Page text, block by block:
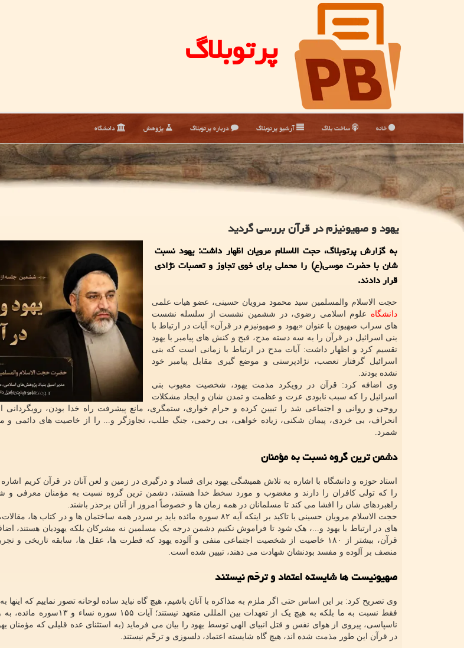
پرتوبلاگ
خانه ساخت بلاگ آرشیو پرتوبلاگ درباره پرتوبلاگ پژوهش دانشگاه
یهود و صهیونیزم در قرآن بررسی گردید
به گزارش پرتوبلاگ، حجت الاسلام مرویان اظهار داشت: یهود نسبت
شان با حضرت موسی(ع) را محملی برای خوی تجاوز و تعصبات نژادی
قرار دادند.
حجت الاسلام والمسلمین سید محمود مرویان حسینی، عضو هیات علمی
دانشگاه علوم اسلامی رضوی، در ششمین نشست از سلسله نشست
های سراب صهیون با عنوان «یهود و صهیونیزم در قرآن» آیات در ارتباط با
بنی اسرائیل در قرآن را به سه دسته مدح، قبح و کنش های پیامبر با یهود
تقسیم کرد و اظهار داشت: آیات مدح در ارتباط با زمانی است که بنی
اسرائیل گرفتار تعصب، نژادپرستی و موضع گیری مقابل پیامبر خود
نشده بودند.
وی اضافه کرد: قرآن در رویکرد مذمت یهود، شخصیت معیوب بنی
اسرائیل را که سبب نابودی عزت و عظمت و تمدن شان و ایجاد مشکلات
روحی و روانی و اجتماعی شد را تبیین کرده و حرام خواری، ستمگری، مانع پیشرفت راه خدا بودن، رویگردانی
انحراف، بی خردی، پیمان شکنی، زیاده خواهی، بی رحمی، جنگ طلب، تجاوزگر و... را از خاصیت های دائمی و
شمرد.
دشمن ترین گروه نسبت به مؤمنان
استاد حوزه و دانشگاه با اشاره به تلاش همیشگی یهود برای فساد و درگیری در زمین و لعن آنان در قرآن کریم
را که تولی کافران را دارند و مغضوب و مورد سخط خدا هستند، دشمن ترین گروه نسبت به مؤمنان معرفی
راهبردهای شان را افشا می کند تا مسلمانان در همه زمان ها و خصوصاً امروز از آنان برحذر باشند.
حجت الاسلام مرویان حسینی با تاکید بر اینکه آیه ۸۲ سوره مائده باید بر سردر همه ساختمان ها و
قرآن، بیشتر از ۱۸۰ خاصیت از شخصیت اجتماعی منفی و آلوده یهود که فطرت ها، عقل ها، سابقه تاریخی
منصف بر آلوده و مفسد بودنشان شهادت می دهند، تبیین شده است.
صهیونیست ها شایسته اعتماد و ترحّم نیستند
وی تصریح کرد: بر این اساس حتی اگر ملزم به مذاکره با آنان باشیم، هیچ گاه نباید ساده لوحانه تصور نماییم که اینها به
فقط نسبت به ما بلکه به هیچ یک از تعهدات بین
ناسپاسی، پیروی از هوای نفس و قتل انبیای الهی توسط یهود را بیان می فرماید (به استثنای عده قلیلی که مؤمنان
در قرآن این طور مذمت شده اند، هیچ گاه شایسته اعتماد، دلسوزی و ترحّم نیستند.